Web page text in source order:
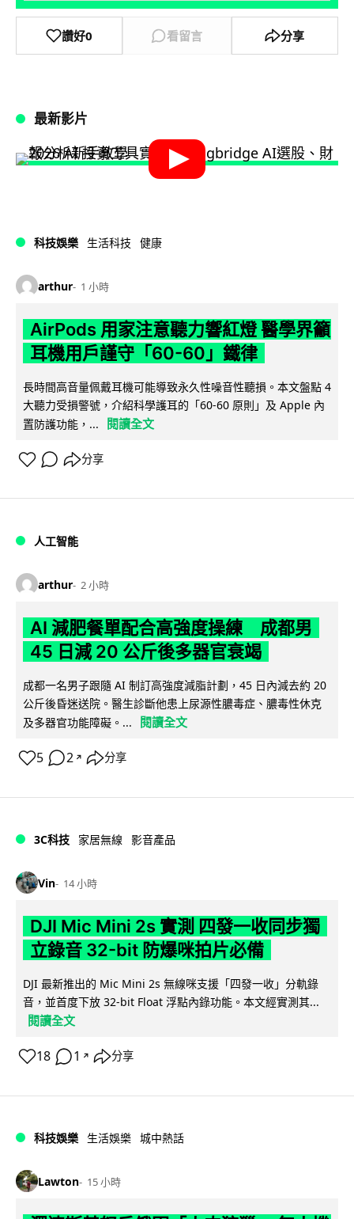
讚好0 看留言 分享
最新影片
科技娛樂 生活科技 健康
arthur 1 小時
AirPods 用家注意聽力響紅燈 醫學界籲
耳機用戶謹守「60-60」鐵律
長時間高音量佩戴耳機可能導致永久性噪音性聽損。本文盤點 4
大聽力受損警號，介紹科學護耳的「60-60 原則」及 Apple 內
置防護功能，...
閱讀全文
分享
人工智能
arthur 2 小時
AI 減肥餐單配合高強度操練 成都男
45 日減 20 公斤後多器官衰竭
成都一名男子跟隨 AI 制訂高強度減脂計劃，45 日內減去約 20
公斤後昏迷送院。醫生診斷他患上尿源性膿毒症、膿毒性休克
及多器官功能障礙。...
閱讀全文
5 2 ↗ 分享
3C科技 家居無線 影音產品
Vin 14 小時
DJI Mic Mini 2s 實測 四發一收同步獨
立錄音 32-bit 防爆咪拍片必備
DJI 最新推出的 Mic Mini 2s 無線咪支援「四發一收」分軌錄
音，並首度下放 32-bit Float 浮點內錄功能。本文經實測其...
閱讀全文
18 1 ↗ 分享
科技娛樂 生活娛樂 城中熱話
Lawton 15 小時